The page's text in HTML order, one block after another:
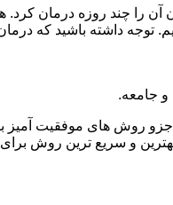
آن را چند روزه درمان
داشته باشید که
و جامعه.
روش های موفقیت آمیز
و سریع ترین روش برای